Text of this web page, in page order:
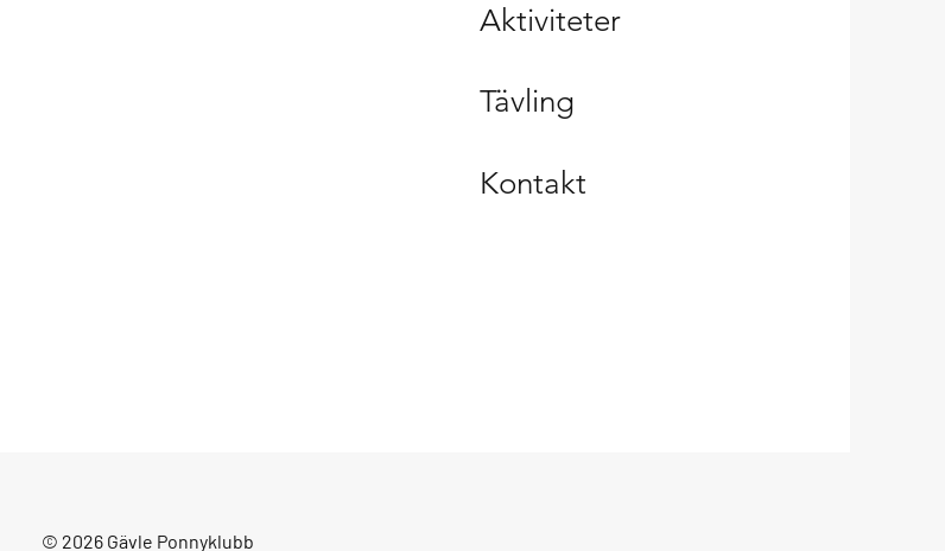
Aktiviteter
Tävling
Kontakt
© 2026 Gävle Ponnyklubb